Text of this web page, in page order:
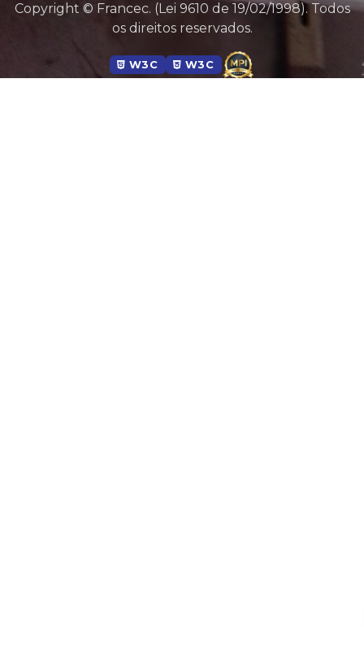
Copyright © Francec. (Lei 9610 de 19/02/1998). Todos
os direitos reservados.
W3C W3C